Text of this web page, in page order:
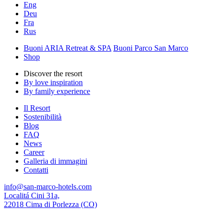
Eng
Deu
Fra
Rus
Buoni ARIA Retreat & SPA Buoni Parco San Marco
Shop
Discover the resort
By love inspiration
By family experience
Il Resort
Sostenibilità
Blog
FAQ
News
Career
Galleria di immagini
Contatti
info@san-marco-hotels.com
Localitá Cini 31a,
22018 Cima di Porlezza (CO)